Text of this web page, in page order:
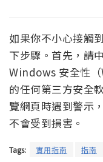
如果你不小心接觸
下步驟。首先，請
Windows 安全性
的任何第三方安全
覽網頁時遇到警示
不會受到損害。
Tags: 實用指南 指南